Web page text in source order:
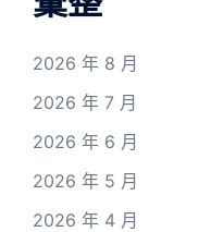
2026 年 8 月
2026 年 7 月
2026 年 6 月
2026 年 5 月
2026 年 4 月